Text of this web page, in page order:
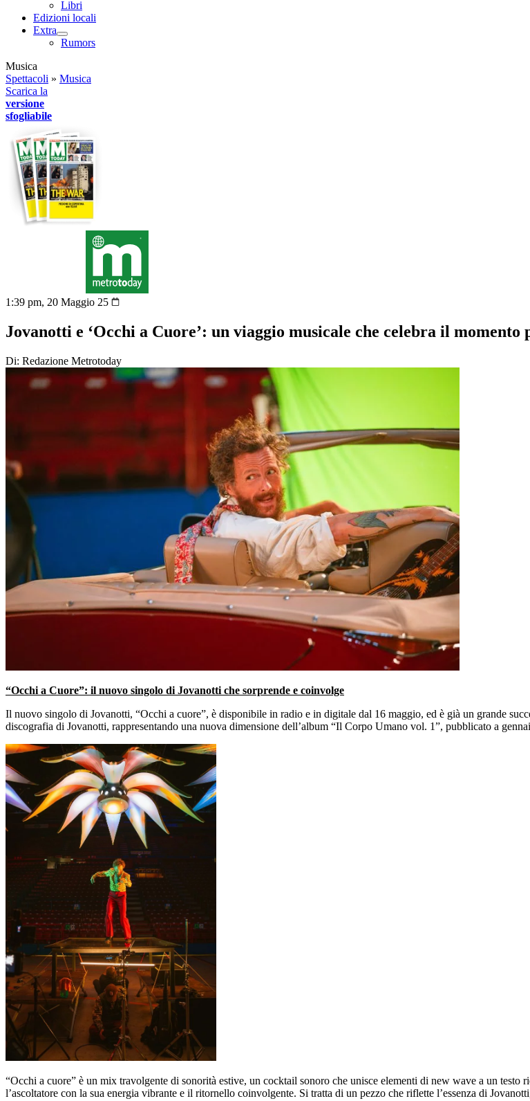
Libri
Edizioni locali
Extra
Rumors
Musica
Spettacoli » Musica
Scarica la
versione
sfogliabile
1:39 pm, 20 Maggio 25
Jovanotti e ‘Occhi a Cuore’: un viaggio musicale che celebra il momento
Di: Redazione Metrotoday
“Occhi a Cuore”: il nuovo singolo di Jovanotti che sorprende e coinvolge
Il nuovo singolo di Jovanotti, “Occhi a cuore”, è disponibile in radio e in digitale dal 16 maggio, ed è già un grande
discografia di Jovanotti, rappresentando una nuova dimensione dell’album “Il Corpo Umano vol. 1”, pubblicato a
“Occhi a cuore” è un mix travolgente di sonorità estive, un cocktail sonoro che unisce elementi di new wave a un testo
l’ascoltatore con la sua energia vibrante e il ritornello coinvolgente. Si tratta di un pezzo che riflette l’essenza di